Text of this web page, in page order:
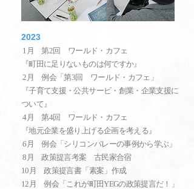
2023
1月 第2回 ワールド・カフェ
『町田に足りないものは何ですか』
2月 例会「第3回 ワールド・カフェ」
『子育て支援・公共サービ・創業・企業支援に
ついて』
4月 第4回 ワールド・カフェ
『地元企業を盛り上げる企画を考える』
6月 例会「シリコンバレーの事例から学ぶ」
8月 政策提言考案 古民家合宿
10月 政策提言書「素案」作成
12月 例会「これが町田YEGの政策提言だ！」